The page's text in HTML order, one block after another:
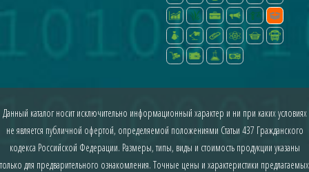
Данный каталог носит исключительно информационный характер и ни при каких условиях
не является публичной офертой, определяемой положениями Статьи 437 Гражданского
кодекса Российской Федерации. Размеры, типы, виды и стоимость продукции указаны
только для предварительного ознакомления. Точные цены и характеристики предлагаемых